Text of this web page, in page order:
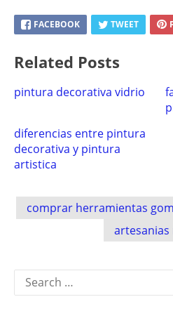
FACEBOOK TWEET
Related Posts
pintura decorativa vidrio
diferencias entre pintura
decorativa y pintura
artistica
Post
navigation
comprar herramientas
artesanias
Search
for: